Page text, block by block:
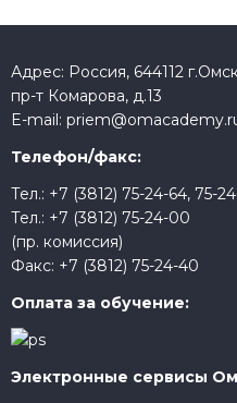
Адрес: Россия, 644112
пр-т Комарова, д.13
E-mail:
Телефон/факс:
Тел.: +7 (3812) 75-24-64, 75-
Тел.: +7 (3812) 75-24-00
(пр. комиссия)
Факс: +7 (3812) 75-24-40
Оплата за обучение:
Электронные сервисы